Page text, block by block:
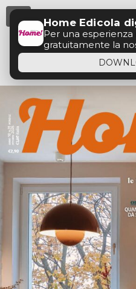
Home Edicola
Per una
gratuitamente la
Menu